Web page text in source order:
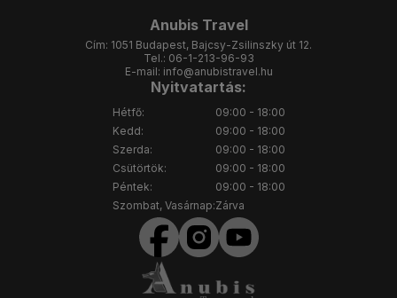
Anubis Travel
Cím: 1051 Budapest, Bajcsy-Zsilinszky út 12.
Tel.: 06-1-213-96-93
E-mail: info@anubistravel.hu
Nyitvatartás:
Hétfő:
Kedd:
Szerda:
Csütörtök:
Péntek:
Szombat, Vasárnap:
09:00 - 18:00
09:00 - 18:00
09:00 - 18:00
09:00 - 18:00
09:00 - 18:00
Zárva